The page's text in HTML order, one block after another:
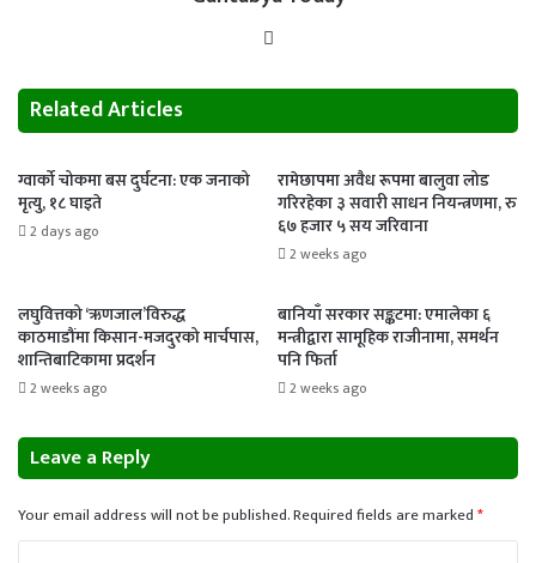
Related Articles
ग्वार्को चोकमा बस दुर्घटना: एक जनाको
मृत्यु, १८ घाइते
2 days ago
रामेछापमा अवैध रूपमा बालुवा लोड
गरिरहेका ३ सवारी साधन नियन्त्रणमा, रु
६७ हजार ५ सय जरिवाना
2 weeks ago
लघुवित्तको ‘ऋणजाल’विरुद्ध
काठमाडौंमा किसान-मजदुरको मार्चपास,
शान्तिबाटिकामा प्रदर्शन
2 weeks ago
बानियाँ सरकार सङ्कटमा: एमालेका ६
मन्त्रीद्वारा सामूहिक राजीनामा, समर्थन
पनि फिर्ता
2 weeks ago
Leave a Reply
Your email address will not be published.Required fields are marked*